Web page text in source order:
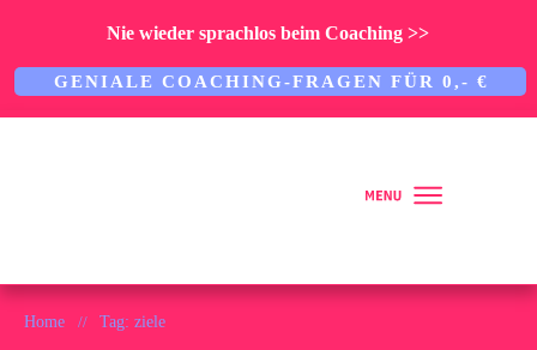
Nie wieder sprachlos beim Coaching >>
GENIALE COACHING-FRAGEN FÜR 0,- €
Home
Home // Tag: ziele